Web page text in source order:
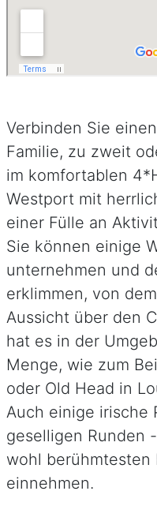
Verbinden Sie
Familie, zu zweit
im komfortablen
Westport mit
einer Fülle an
Sie können einige
unternehmen und
erklimmen, von
Aussicht über den
hat es in der
Menge, wie zum
oder Old Head in
Auch einige irische
geselligen Runden
wohl berühmtesten
einnehmen.